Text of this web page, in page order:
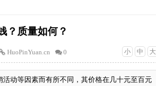
？质量如何？
小 中 大
HuoPinYuan.cn 0
动等因素而有所不同，其价格在几十元至百元